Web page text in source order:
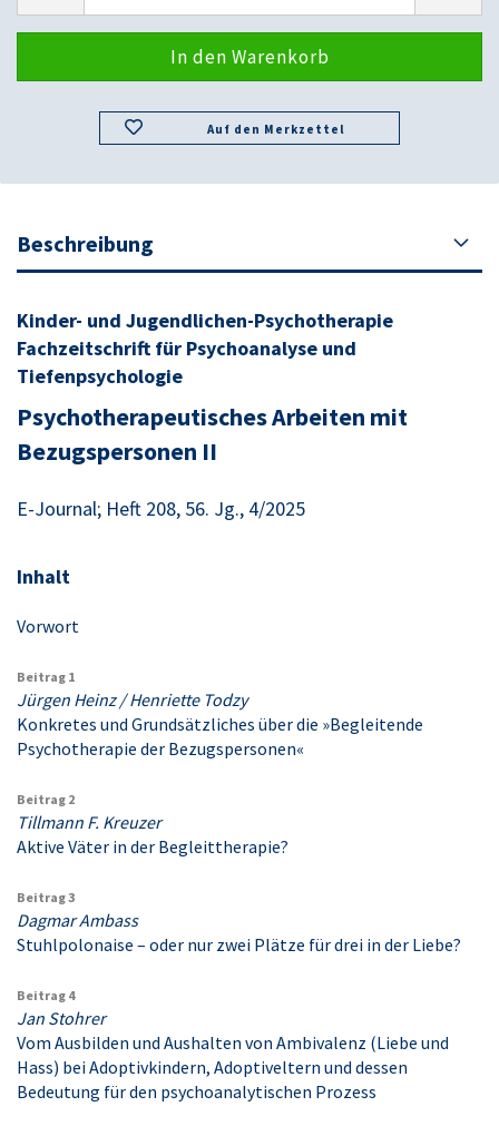
Auf den Merkzettel
Beschreibung
Kinder- und Jugendlichen-Psychotherapie
Fachzeitschrift für Psychoanalyse und
Tiefenpsychologie
Psychotherapeutisches Arbeiten mit
Bezugspersonen II
E-Journal; Heft 208, 56. Jg., 4/2025
Inhalt
Vorwort
Beitrag 1
Jürgen Heinz / Henriette Todzy
Konkretes und Grundsätzliches über die »Begleitende
Psychotherapie der Bezugspersonen«
Beitrag 2
Tillmann F. Kreuzer
Aktive Väter in der Begleittherapie?
Beitrag 3
Dagmar Ambass
Stuhlpolonaise – oder nur zwei Plätze für drei in der Liebe?
Beitrag 4
Jan Stohrer
Vom Ausbilden und Aushalten von Ambivalenz (Liebe und
Hass) bei Adoptivkindern, Adoptiveltern und dessen
Bedeutung für den psychoanalytischen Prozess